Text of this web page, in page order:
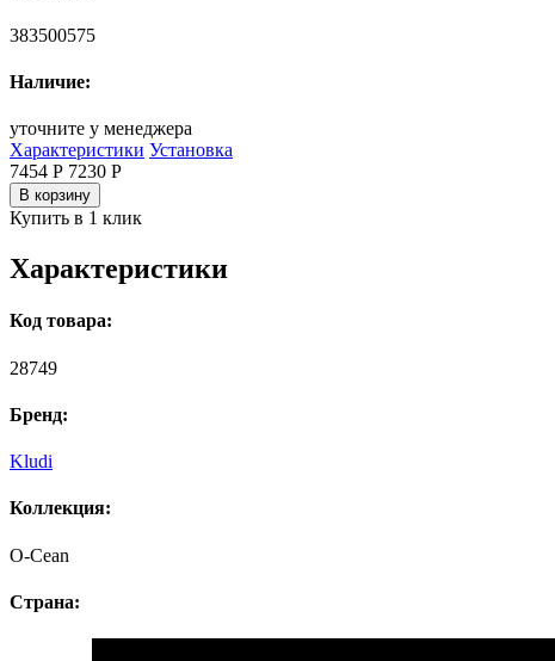
383500575
Наличие:
уточните у менеджера
Характеристики Установка
7454 Р 7230 Р
В корзину
Купить в 1 клик
Характеристики
Код товара:
28749
Бренд:
Kludi
Коллекция:
O-Cean
Страна: